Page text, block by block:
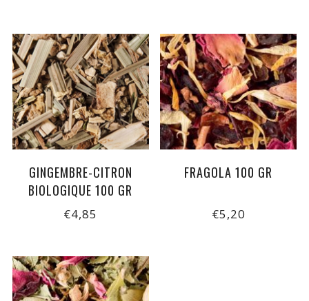
GINGEMBRE-CITRON
BIOLOGIQUE 100 GR
€4,85
FRAGOLA 100 GR
€5,20